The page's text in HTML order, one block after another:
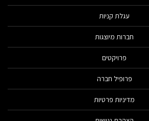
עגלת קניות
חברות מיוצגות
פרויקטים
פרופיל חברה
מדיניות פרטיות